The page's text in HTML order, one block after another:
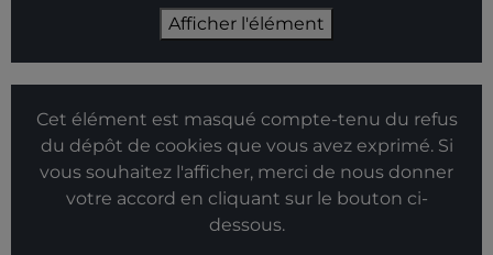
Afficher l'élément
Cet élément est masqué compte-tenu du refus
du dépôt de cookies que vous avez exprimé. Si
vous souhaitez l'afficher, merci de nous donner
votre accord en cliquant sur le bouton ci-
dessous.